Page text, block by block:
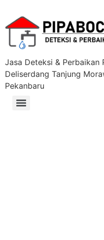
Jasa Deteksi & Perbaikan
Deliserdang Tanjung
Pekanbaru